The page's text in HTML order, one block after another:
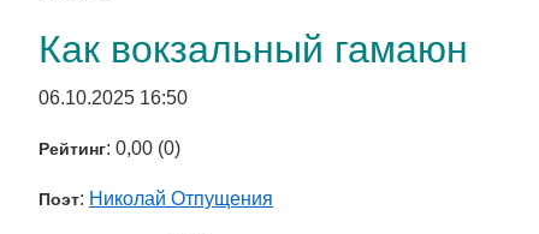
Как вокзальный гамаюн
06.10.2025 16:50
Рейтинг: 0,00 (0)
Поэт: Николай Отпущения